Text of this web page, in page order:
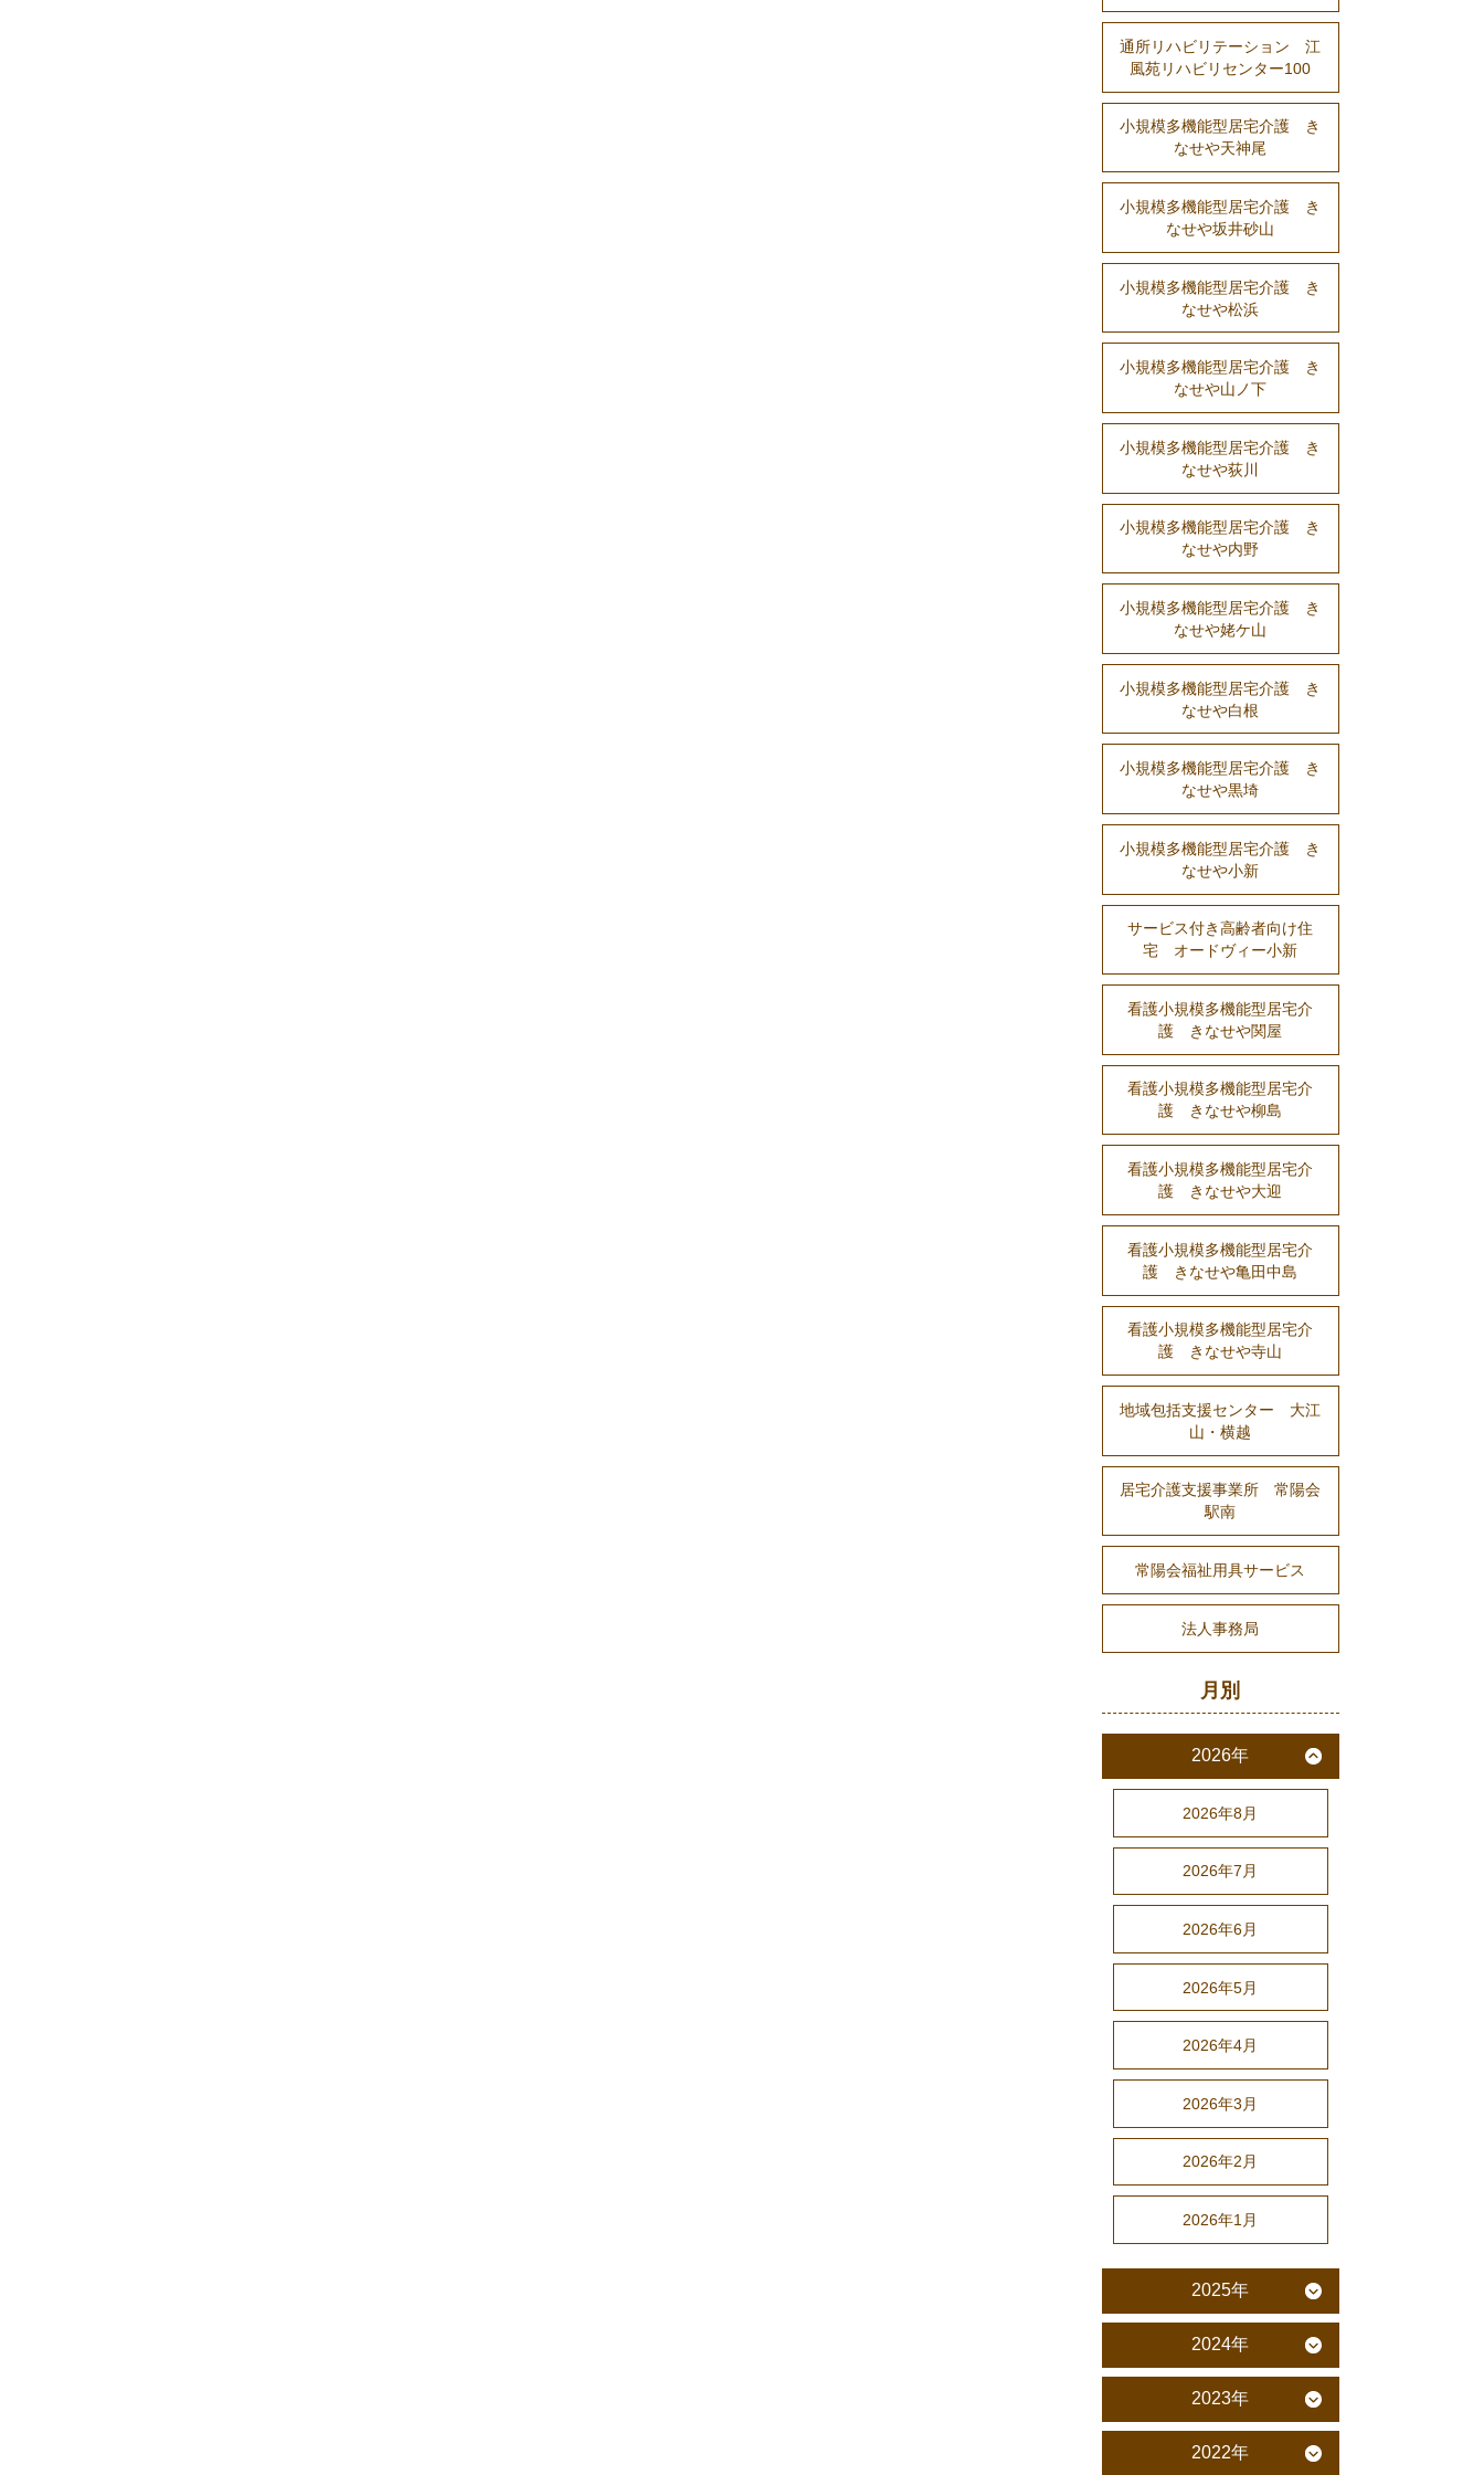
通所リハビリテーション 江
風苑リハビリセンター100
小規模多機能型居宅介護 き
なせや天神尾
小規模多機能型居宅介護 き
なせや坂井砂山
小規模多機能型居宅介護 き
なせや松浜
小規模多機能型居宅介護 き
なせや山ノ下
小規模多機能型居宅介護 き
なせや荻川
小規模多機能型居宅介護 き
なせや内野
小規模多機能型居宅介護 き
なせや姥ケ山
小規模多機能型居宅介護 き
なせや白根
小規模多機能型居宅介護 き
なせや黒埼
小規模多機能型居宅介護 き
なせや小新
サービス付き高齢者向け住
宅 オードヴィー小新
看護小規模多機能型居宅介
護 きなせや関屋
看護小規模多機能型居宅介
護 きなせや柳島
看護小規模多機能型居宅介
護 きなせや大迎
看護小規模多機能型居宅介
護 きなせや亀田中島
看護小規模多機能型居宅介
護 きなせや寺山
地域包括支援センター 大江
山・横越
居宅介護支援事業所 常陽会
駅南
常陽会福祉用具サービス
法人事務局
月別
2026年
2026年8月
2026年7月
2026年6月
2026年5月
2026年4月
2026年3月
2026年2月
2026年1月
2025年
2024年
2023年
2022年